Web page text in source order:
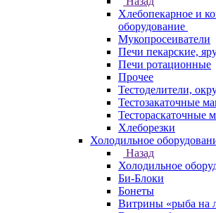
Хлебопекарное и
оборудование
Мукопросеиватели
Печи пекарские,
Печи ротационные
Прочее
Тестоделители,
Тестозакаточные
Тестораскаточные
Хлеборезки
Холодильное
Назад
Холодильное
Би-Блоки
Бонеты
Витрины «рыба на